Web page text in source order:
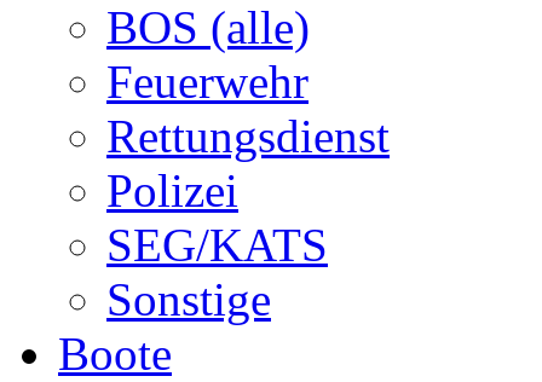
BOS (alle)
Feuerwehr
Rettungsdienst
Polizei
SEG/KATS
Sonstige
Boote